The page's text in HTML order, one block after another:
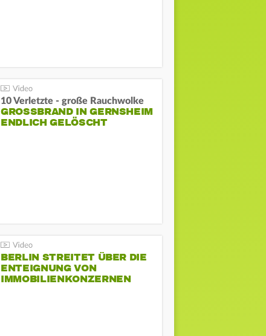
10 Verletzte - große Rauchwolke
GROSSBRAND IN GERNSHEIM E
NDLICH GELÖSCHT
BERLIN STREITET ÜBER DIE
ENTEIGNUNG VON
IMMOBILIENKONZERNEN